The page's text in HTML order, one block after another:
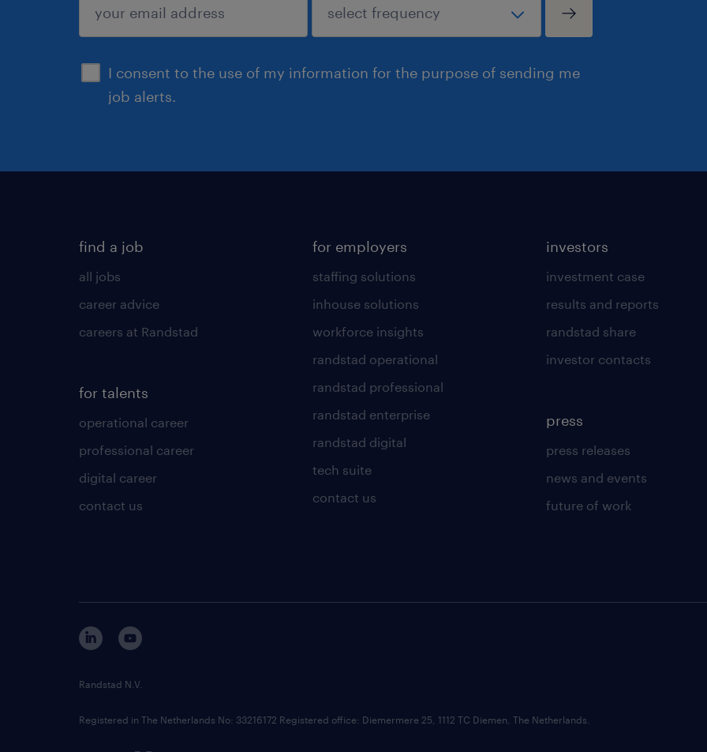
I consent to the use of my information for the purpose of sending me
job alerts.
submit
find a job
all jobs
career advice
careers at Randstad
for talents
operational career
professional career
digital career
contact us
for employers
staffing solutions
inhouse solutions
workforce insights
randstad operational
randstad professional
randstad enterprise
randstad digital
tech suite
contact us
investors
investment case
results and reports
randstad share
investor contacts
press
press releases
news and events
future of work
Randstad N.V.
Registered in The Netherlands No: 33216172 Registered office: Diemermere 25, 1112 TC Diemen, The Netherlands.